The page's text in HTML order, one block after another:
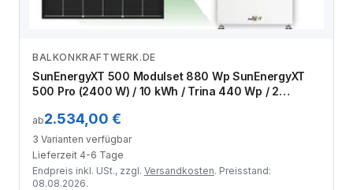
Zum Angebot
BALKONKRAFTWERK.DE
SunEnergyXT 500 Modulset 880 Wp SunEnergyXT
500 Pro (2400 W) / 10 kWh / Trina 440 Wp / 2
ab2.534,00 €
3 Varianten verfügbar
Lieferzeit 4-6 Tage
Endpreis inkl. USt., zzgl. Versandkosten. Preisstand:
08.08.2026.